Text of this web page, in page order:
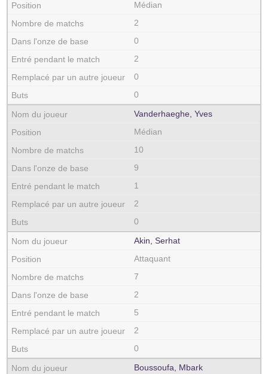
Médian
2
0
2
0
0
Vanderhaeghe, Yves
Médian
10
9
1
2
0
Akin, Serhat
Attaquant
7
2
5
2
0
Boussoufa, Mbark